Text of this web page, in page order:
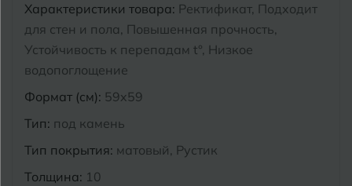
Характеристики товара: Ректификат, Подходит
для стен и пола, Повышенная прочность,
Устойчивость к перепадам t°, Низкое
водопоглощение
Формат (см): 59x59
Тип: под камень
Тип покрытия: матовый, Рустик
Толщина: 10
Майкоп
Муром
Энгельс